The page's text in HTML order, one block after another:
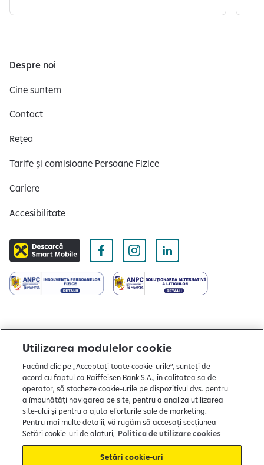
f
ș
a
z
s
i
e
r
i
l
d
Despre noi
Cine suntem
Contact
Rețea
Tarife și comisioane Persoane Fizice
Cariere
Accesibilitate
Copyright © 2004 - 2026 by Raiffeisen Bank
Termeni și condiții
Politică de utilizare cookies
Preferințe cookie-uri
Utilizarea modulelor cookie
Facând clic pe „Acceptați toate cookie-urile”, sunteți de
acord cu faptul ca Raiffeisen Bank S.A., în calitatea sa de
operator, să stocheze cookie-urile pe dispozitivul dvs. pentru
a îmbunătăți navigarea pe site, pentru a analiza utilizarea
site-ului și pentru a ajuta eforturile sale de marketing.
Pentru mai multe detalii, vă rugăm să accesați secțiunea
Setări cookie-uri de alaturi, Politica de utilizare cookies
Setări cookie-uri